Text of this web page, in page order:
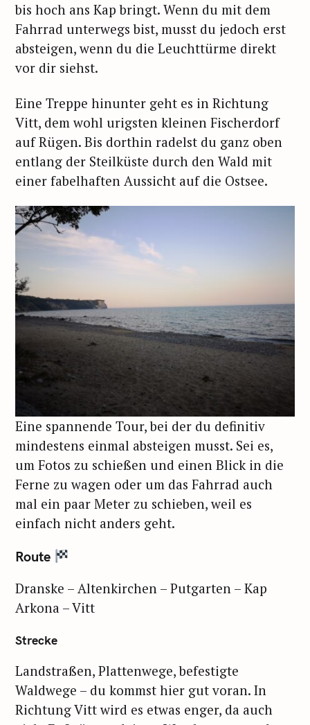
bis hoch ans Kap bringt. Wenn du mit dem
Fahrrad unterwegs bist, musst du jedoch erst
absteigen, wenn du die Leuchttürme direkt
vor dir siehst.
Eine Treppe hinunter geht es in Richtung
Vitt, dem wohl urigsten kleinen Fischerdorf
auf Rügen. Bis dorthin radelst du ganz oben
entlang der Steilküste durch den Wald mit
einer fabelhaften Aussicht auf die Ostsee.
Eine spannende Tour, bei der du definitiv
mindestens einmal absteigen musst. Sei es,
um Fotos zu schießen und einen Blick in die
Ferne zu wagen oder um das Fahrrad auch
mal ein paar Meter zu schieben, weil es
einfach nicht anders geht.
Route
Dranske – Altenkirchen – Putgarten – Kap
Arkona – Vitt
Strecke
Landstraßen, Plattenwege, befestigte
Waldwege – du kommst hier gut voran. In
Richtung Vitt wird es etwas enger, da auch